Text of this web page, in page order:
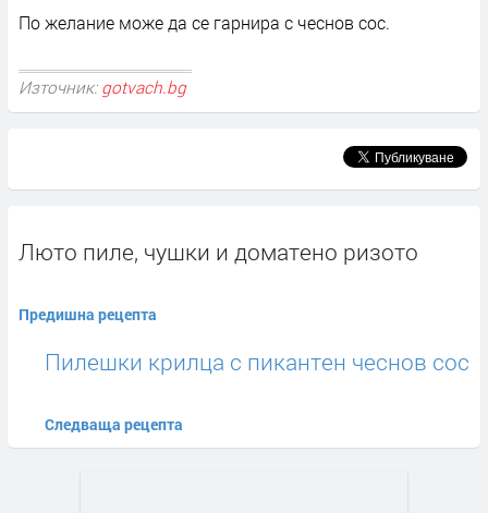
По желание може да се гарнира с чеснов сос.
Източник: gotvach.bg
Люто пиле, чушки и доматено ризото
Предишна рецепта
Пилешки крилца с пикантен чеснов сос
Следваща рецепта